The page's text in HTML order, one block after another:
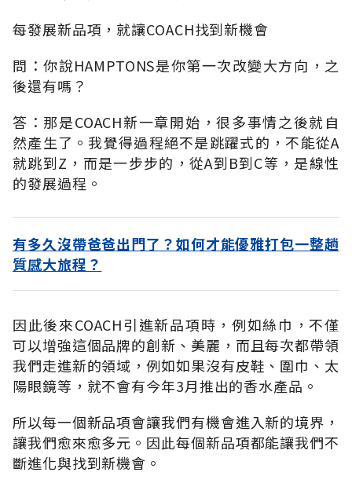
每發展新品項，就讓COACH找到新機會
問：你說HAMPTONS是你第一次改變大方向，之
後還有嗎？
答：那是COACH新一章開始，很多事情之後就自
然產生了。我覺得過程絕不是跳躍式的，不能從A
就跳到Z，而是一步步的，從A到B到C等，是線性
的發展過程。
有多久沒帶爸爸出門了？如何才能優雅打包一整趟
質感大旅程？
因此後來COACH引進新品項時，例如絲巾，不僅
可以增強這個品牌的創新、美麗，而且每次都帶領
我們走進新的領域，例如如果沒有皮鞋、圍巾、太
陽眼鏡等，就不會有今年3月推出的香水產品。
所以每一個新品項會讓我們有機會進入新的境界，
讓我們愈來愈多元。因此每個新品項都能讓我們不
斷進化與找到新機會。